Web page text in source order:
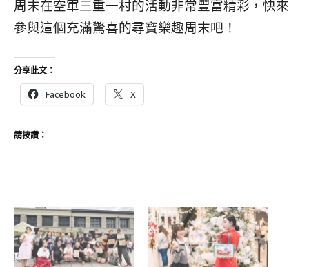
周末在空軍三重一村的活動非常豐富精彩，快來
參與這個充滿驚喜的尋寶樂趣周末吧！
分享此文：
Facebook X
請按讚：